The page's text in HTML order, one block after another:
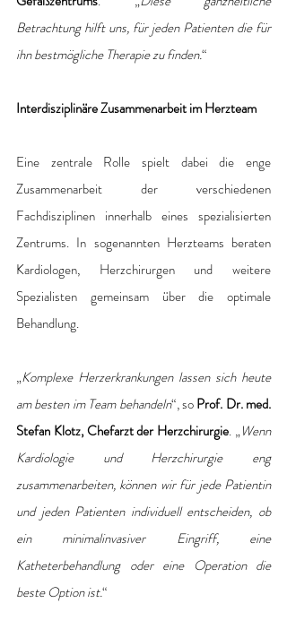
Betrachtung hilft uns, für jeden Patienten die für
ihn bestmögliche Therapie zu finden.“
Interdisziplinäre Zusammenarbeit im Herzteam
Eine zentrale Rolle spielt dabei die enge
Zusammenarbeit der verschiedenen
Fachdisziplinen innerhalb eines spezialisierten
Zentrums. In sogenannten Herzteams beraten
Kardiologen, Herzchirurgen und weitere
Spezialisten gemeinsam über die optimale
Behandlung.
„Komplexe Herzerkrankungen lassen sich heute
am besten im Team behandeln“, so Prof. Dr. med.
Stefan Klotz, Chefarzt der Herzchirurgie. „Wenn
Kardiologie und Herzchirurgie eng
zusammenarbeiten, können wir für jede Patientin
und jeden Patienten individuell entscheiden, ob
ein minimalinvasiver Eingriff, eine
Katheterbehandlung oder eine Operation die
beste Option ist.“